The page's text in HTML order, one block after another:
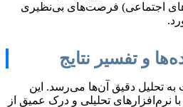
اجتماعی) فرصت‌های بی‌نظیری
و تفسیر نتایج
به تحلیل دقیق آن‌ها می‌رسد. این
نرم‌افزارهای تحلیلی و درک عمیق از